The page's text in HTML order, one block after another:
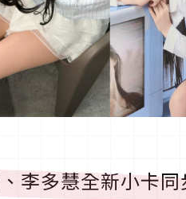
李多慧全新小卡同